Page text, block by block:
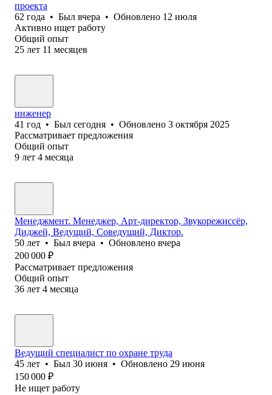
проекта
62 года • Был вчера • Обновлено 12 июля
Активно ищет работу
Общий опыт
25 лет 11 месяцев
инженер
41 год • Был сегодня • Обновлено 3 октября 2025
Рассматривает предложения
Общий опыт
9 лет 4 месяца
Менеджмент. Менеджер, Арт-директор, Звукорежиссёр,
Диджей, Ведущий, Соведущий, Диктор.
50 лет • Был вчера • Обновлено вчера
200 000 ₽
Рассматривает предложения
Общий опыт
36 лет 4 месяца
Ведущий специалист по охране труда
45 лет • Был 30 июня • Обновлено 29 июня
150 000 ₽
Не ищет работу